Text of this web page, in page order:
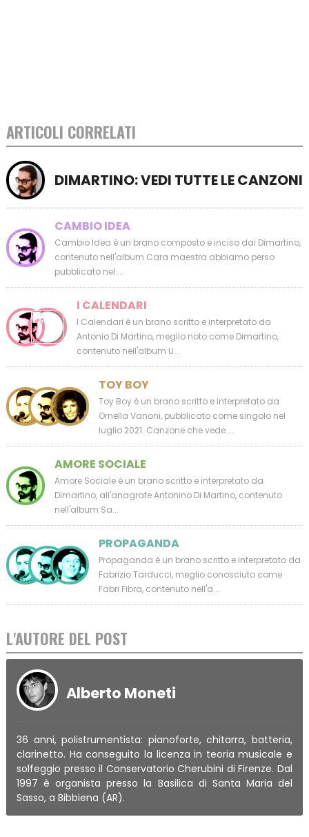
ARTICOLI CORRELATI
DIMARTINO: VEDI TUTTE LE CANZONI
CAMBIO IDEA
Cambio Idea è un brano composto e inciso dai Dimartino,
contenuto nell'album Cara maestra abbiamo perso
pubblicato nel ...
I CALENDARI
I Calendari è un brano scritto e interpretato da
Antonio Di Martino, meglio noto come Dimartino,
contenuto nell'album U...
TOY BOY
Toy Boy è un brano scritto e interpretato da
Ornella Vanoni, pubblicato come singolo nel
luglio 2021. Canzone che vede ...
AMORE SOCIALE
Amore Sociale è un brano scritto e interpretato da
Dimartino, all'anagrafe Antonino Di Martino, contenuto
nell'album Sa...
PROPAGANDA
Propaganda è un brano scritto e interpretato da
Fabrizio Tarducci, meglio conosciuto come
Fabri Fibra, contenuto nell'a...
L'AUTORE DEL POST
Alberto Moneti
36 anni, polistrumentista: pianoforte, chitarra, batteria,
clarinetto. Ha conseguito la licenza in teoria musicale e
solfeggio presso il Conservatorio Cherubini di Firenze. Dal
1997 è organista presso la Basilica di Santa Maria del
Sasso, a Bibbiena (AR).